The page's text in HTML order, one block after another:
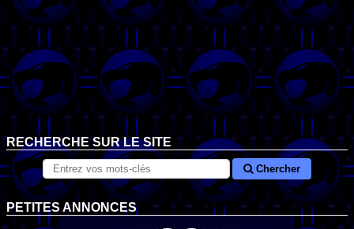
RECHERCHE SUR LE SITE
Chercher
PETITES ANNONCES